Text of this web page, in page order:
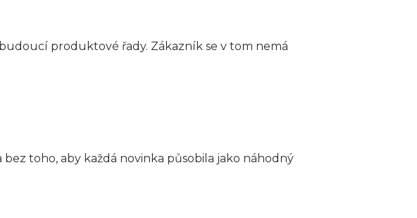
produktové řady. Zákazník se v tom nemá
toho, aby každá novinka působila jako náhodný